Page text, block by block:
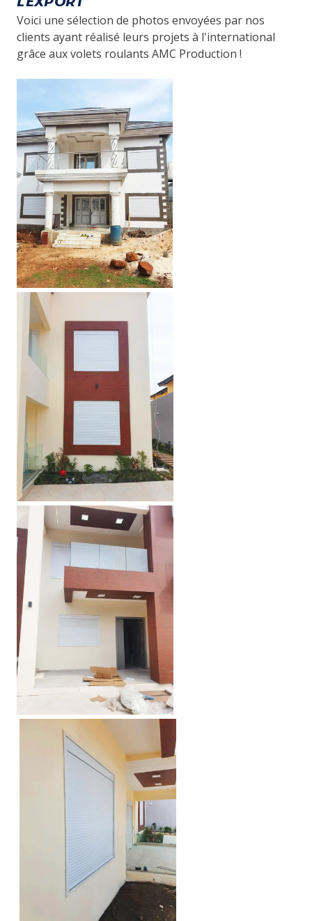
Voici une sélection de photos envoyées par nos
clients ayant réalisé leurs projets à l'international
grâce aux volets roulants AMC Production !